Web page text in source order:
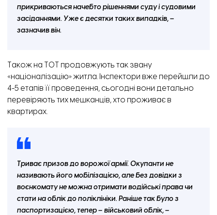
прикриваються начебто рішеннями суду і судовими
засіданнями. Уже є десятки таких випадків, –
зазначив він.
Також на ТОТ продовжують так звану
«націоналізацію» житла. Інспектори вже перейшли до
4-5 етапів її проведення, сьогодні вони детально
перевіряють тих мешканців, хто проживає в
квартирах.
Триває призов до ворожої армії. Окупанти не
називають його мобілізацією, але без довідки з
воєнкомату не можна отримати водійські права чи
стати на облік до поліклініки. Раніше так було з
паспортизацією, тепер – військовий облік, –